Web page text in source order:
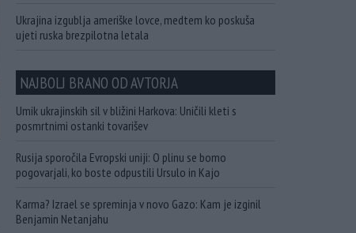
Ukrajina izgublja ameriške lovce, medtem ko poskuša
ujeti ruska brezpilotna letala
NAJBOLJ BRANO OD AVTORJA
Umik ukrajinskih sil v bližini Harkova: Uničili kleti s
posmrtnimi ostanki tovarišev
Rusija sporočila Evropski uniji: O plinu se bomo
pogovarjali, ko boste odpustili Ursulo in Kajo
Karma? Izrael se spreminja v novo Gazo: Kam je izginil
Benjamin Netanjahu